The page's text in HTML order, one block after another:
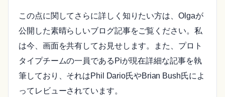
この点に関してさらに詳しく知りたい方は、Olgaが
公開した素晴らしいブログ記事をご覧ください。私
は今、画面を共有してお見せします。また、プロト
タイプチームの一員であるPiが現在詳細な記事を執
筆しており、それはPhil Dario氏やBrian Bush氏によ
ってレビューされています。